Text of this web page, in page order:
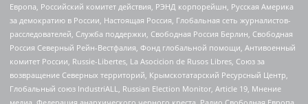
Европа, Российский комитет действия, РЭНД корпорейшн, Русская Америка
за демократию в России, Настоящая Россия, Глобальная сеть журналистов-
расследователей, Служба поддержки, Свободная Россия Берлин, Свободная
Россия Северный Рейн-Вестфалия, Фонд глобальной помощи, Антивоенный
комитет России, Russie-Libertes, La Asocicion de Rusos Libres, Союз за
возвращение Северных территорий, Крымскотатарский Ресурсный Центр,
Глобальный союз IndustriALL, Russian Election Monitor, Article 19, Мнение